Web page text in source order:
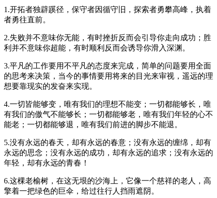
1.开拓者独辟蹊径，保守者因循守旧，探索者勇攀高峰，执着
者勇往直前。
2.失败并不意味你无能，有时挫折反而会引导你走向成功；胜
利并不意味你超能，有时顺利反而会诱导你滑入深渊。
3.平凡的工作要用不平凡的态度来完成，简单的问题要用全面
的思考来决策，当今的事情要用将来的目光来审视，遥远的理
想要靠现实的发奋来实现。
4.一切皆能够变，唯有我们的理想不能变；一切都能够长，唯
有我们的傲气不能够长；一切都能够老，唯有我们年轻的心不
能老；一切都能够退，唯有我们前进的脚步不能退。
5.没有永远的春天，却有永远的春意；没有永远的缠绵，却有
永远的思念；没有永远的成功，却有永远的追求；没有永远的
年轻，却有永远的青春！
6.这棵老榆树，在这无垠的沙海上，它像一个慈祥的老人，高
擎着一把绿色的巨伞，给过往行人挡雨遮阴。